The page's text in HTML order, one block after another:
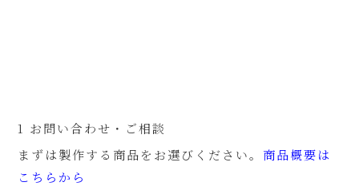
1 お問い合わせ・ご相談
まずは製作する商品をお選びください。 商品概要は
こちらから